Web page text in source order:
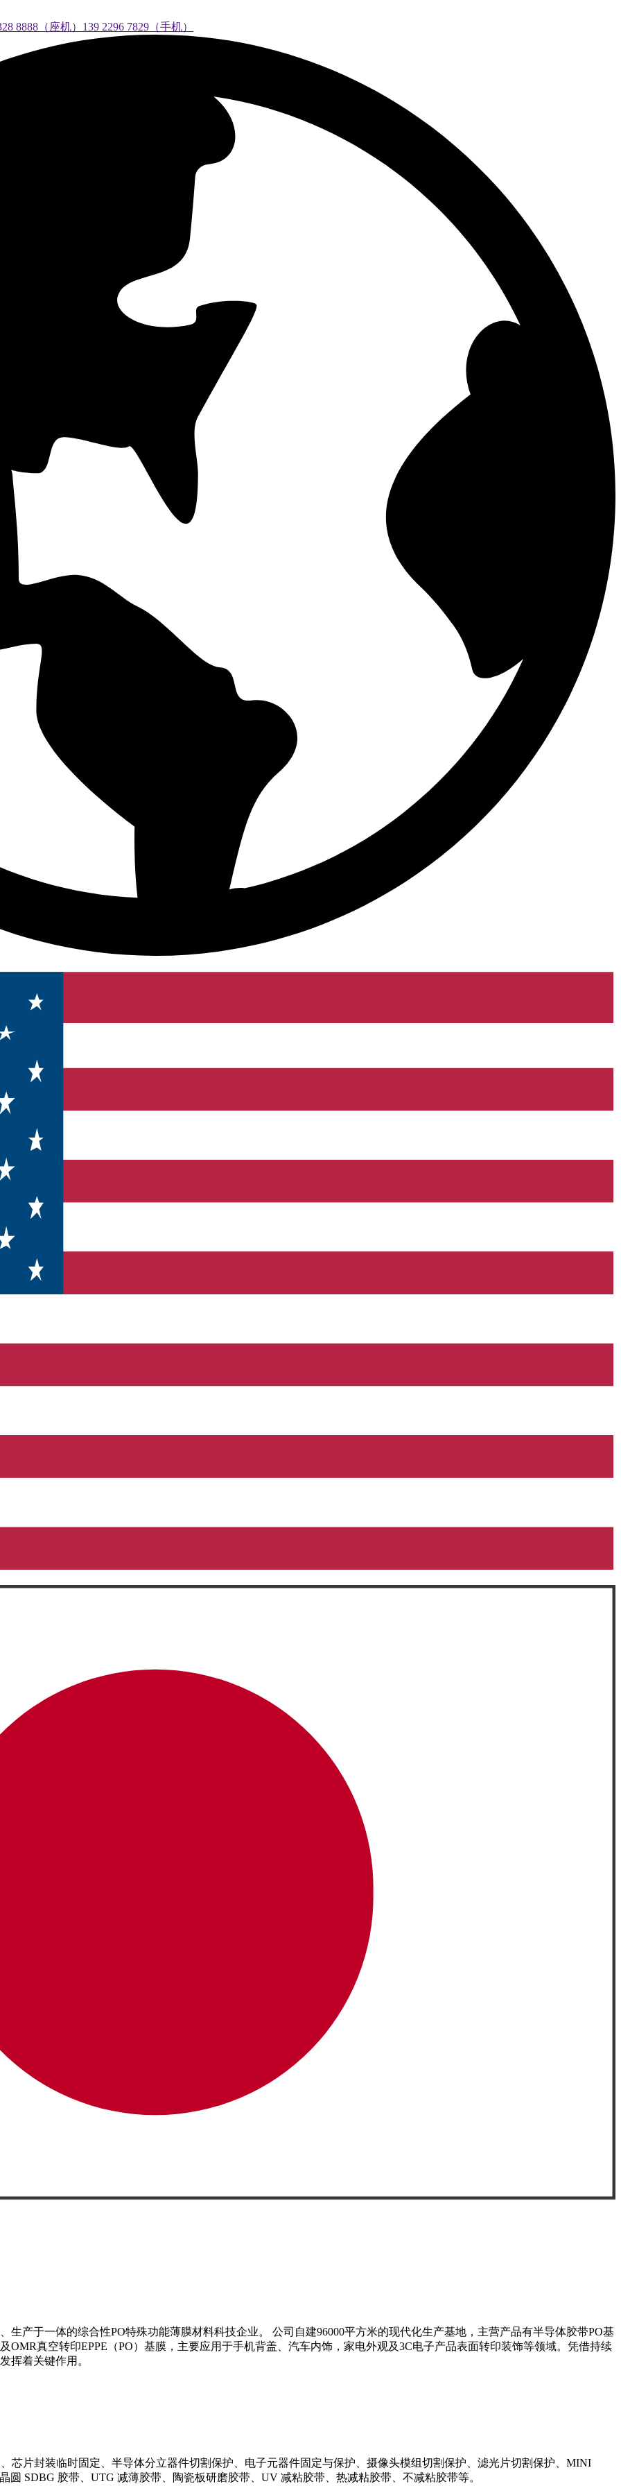
8888（座机）139 2296 7829（手机）
生产于一体的综合性PO特殊功能薄膜材料科技企业。 公司自建96000平方米的现代化生产基地，主营产品有半导体胶带PO基
OMR真空转印EPPE（PO）基膜，主要应用于手机背盖、汽车内饰，家电外观及3C电子产品表面转印装饰等领域。凭借持续
挥着关键作用。
芯片封装临时固定、半导体分立器件切割保护、电子元器件固定与保护、摄像头模组切割保护、滤光片切割保护、MINI
SDBG 胶带、UTG 减薄胶带、陶瓷板研磨胶带、UV 减粘胶带、热减粘胶带、不减粘胶带等。